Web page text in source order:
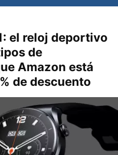
el reloj deportivo
de
Amazon está
de descuento